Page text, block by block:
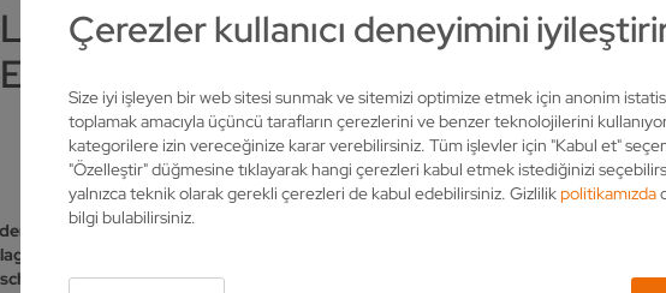
Çerezler kullanıcı deneyimini
Size iyi işleyen bir web sitesi sunmak ve sitemizi optimize etmek için anonim
toplamak amacıyla üçüncü tarafların çerezlerini ve benzer teknolojilerini
kategorilere izin vereceğinize karar verebilirsiniz. Tüm işlevler için "Kabul et"
"Özelleştir" düğmesine tıklayarak hangi çerezleri kabul etmek istediğinizi
yalnızca teknik olarak gerekli çerezleri de kabul edebilirsiniz. Gizlilikpolitikamızda
bilgi bulabilirsiniz.
ERHALTEN MIT VOLLMER
Drehbank – wo sich etwas dreht, sind die Produkte von myonic im Zentrum
mit höchster Präzision. Für deren Herstellung werden spezifische
VGrind 360S fertigt. Zudem wird die Maschine des Biberacher